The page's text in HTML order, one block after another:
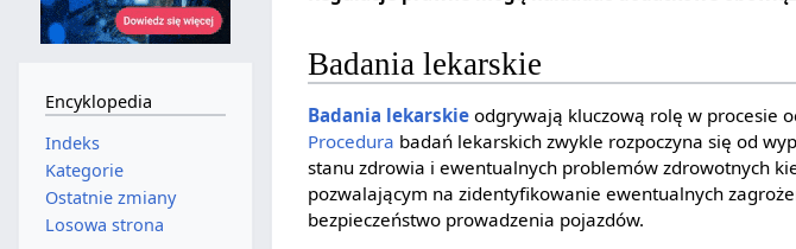
Badania lekarskie
Badania lekarskie odgrywają kluczową rolę w procesie
Procedura badań lekarskich zwykle rozpoczyna się od
stanu zdrowia i ewentualnych problemów zdrowotnych
pozwalającym na zidentyfikowanie ewentualnych
bezpieczeństwo prowadzenia pojazdów.
Encyklopedia
Indeks
Kategorie
Ostatnie zmiany
Losowa strona